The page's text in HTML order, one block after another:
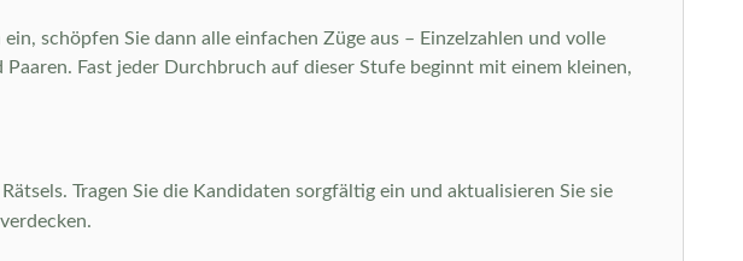
schöpfen Sie dann alle einfachen Züge aus – Einzelzahlen und volle
Fast jeder Durchbruch auf dieser Stufe beginnt mit einem kleinen,
Tragen Sie die Kandidaten sorgfältig ein und aktualisieren Sie sie